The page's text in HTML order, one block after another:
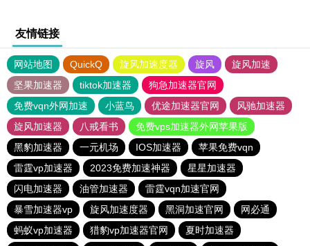
友情链接
网站地图 QuickQ 旋风加速度器 旋风
旋风加速
坚果加速器
tiktok加速器
狗急加速器官网
免费vqn外网加速
小蓝鸟 优途加速器官网
风驰加速器
旋风加速器
八戒看书
免费vps加速器外网苹果版
黑豹加速器
一元机场 IOS加速器
苹果免费vqn
雷霆vp加速器
2023免费加速神器
星星加速器
闪电加速器
油管加速器
雷霆vqn加速官网
暴雪加速器vp
旋风加速度器 黑洞加速官网
网必通
蚂蚁vp加速器
猎豹vp加速器官网
夏时加速器